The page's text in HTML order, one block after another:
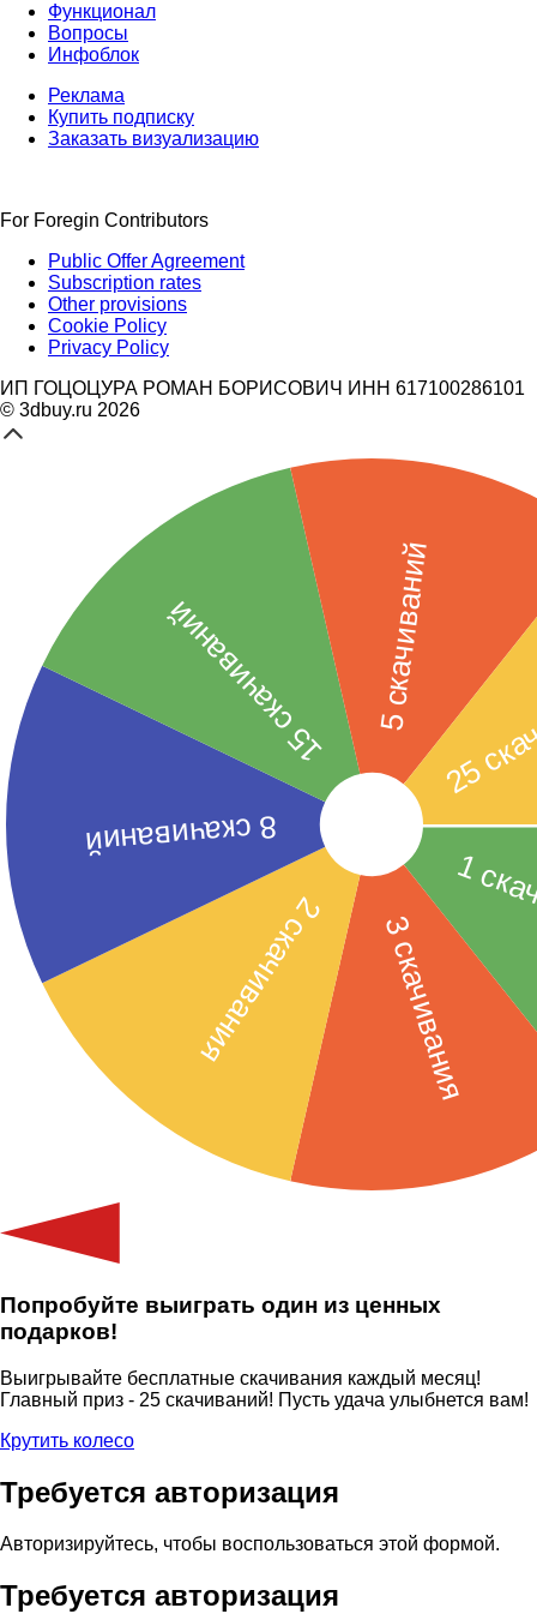
Функционал
Вопросы
Инфоблок
Реклама
Купить подписку
Заказать визуализацию
For Foregin Contributors
Public Offer Agreement
Subscription rates
Other provisions
Cookie Policy
Privacy Policy
ИП ГОЦОЦУРА РОМАН БОРИСОВИЧ ИНН 617100286101
© 3dbuy.ru 2026
Попробуйте выиграть один из ценных
подарков!
Выигрывайте бесплатные скачивания каждый месяц!
Главный приз - 25 скачиваний! Пусть удача улыбнется вам!
Крутить колесо
Требуется авторизация
Авторизируйтесь, чтобы воспользоваться этой формой.
Требуется авторизация